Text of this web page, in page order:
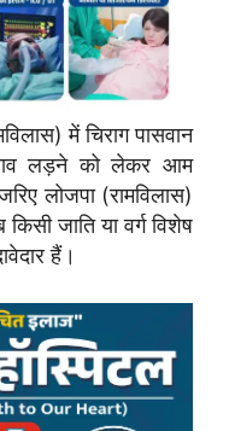
में चिराग पासवान
लड़ने को लेकर आम
लोजपा (रामविलास)
जाति या वर्ग विशेष
हैं।